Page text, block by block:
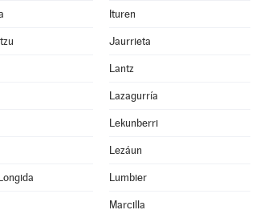
Ituren
Jaurrieta
Lantz
Lazagurría
Lekunberri
Lezáun
Lumbier
Marcilla